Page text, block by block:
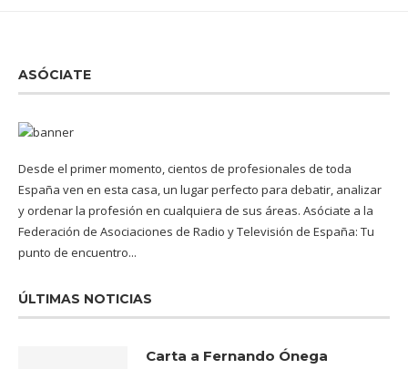
ASÓCIATE
Desde el primer momento, cientos de profesionales de toda
España ven en esta casa, un lugar perfecto para debatir, analizar
y ordenar la profesión en cualquiera de sus áreas. Asóciate a la
Federación de Asociaciones de Radio y Televisión de España: Tu
punto de encuentro...
ÚLTIMAS NOTICIAS
Carta a Fernando Ónega